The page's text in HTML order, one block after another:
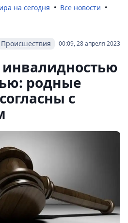
на сегодня
Все новости
00:09, 28 апреля 2023
Происшествия
родные
с